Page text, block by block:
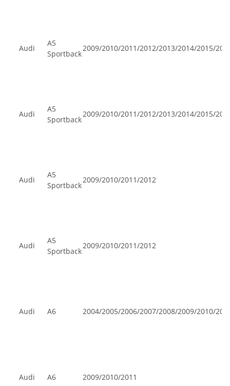
Audi
A5
Sportback
2009/2010/2011/2012/2013/2014/2015/
Audi
A5
Sportback
2009/2010/2011/2012/2013/2014/2015/
Audi
A5
Sportback
2009/2010/2011/2012
Audi
A5
Sportback
2009/2010/2011/2012
Audi A6 2004/2005/2006/2007/2008/2009/2010/
Audi A6 2009/2010/2011